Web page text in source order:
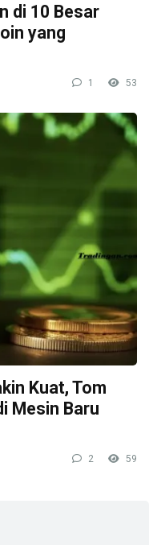
di 10 Besar
yang
1 53
Kuat, Tom
Mesin Baru
2 59